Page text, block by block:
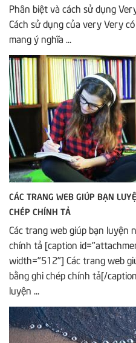
Phân biệt và cách sử dụng
Cách sử dụng của very Very
mang ý nghĩa ...
CÁC TRANG WEB GIÚP BẠN
CHÉP CHÍNH TẢ
Các trang web giúp bạn luyện
chính tả [caption
width="512"] Các trang web
bằng ghi chép chính tả[/
luyện ...